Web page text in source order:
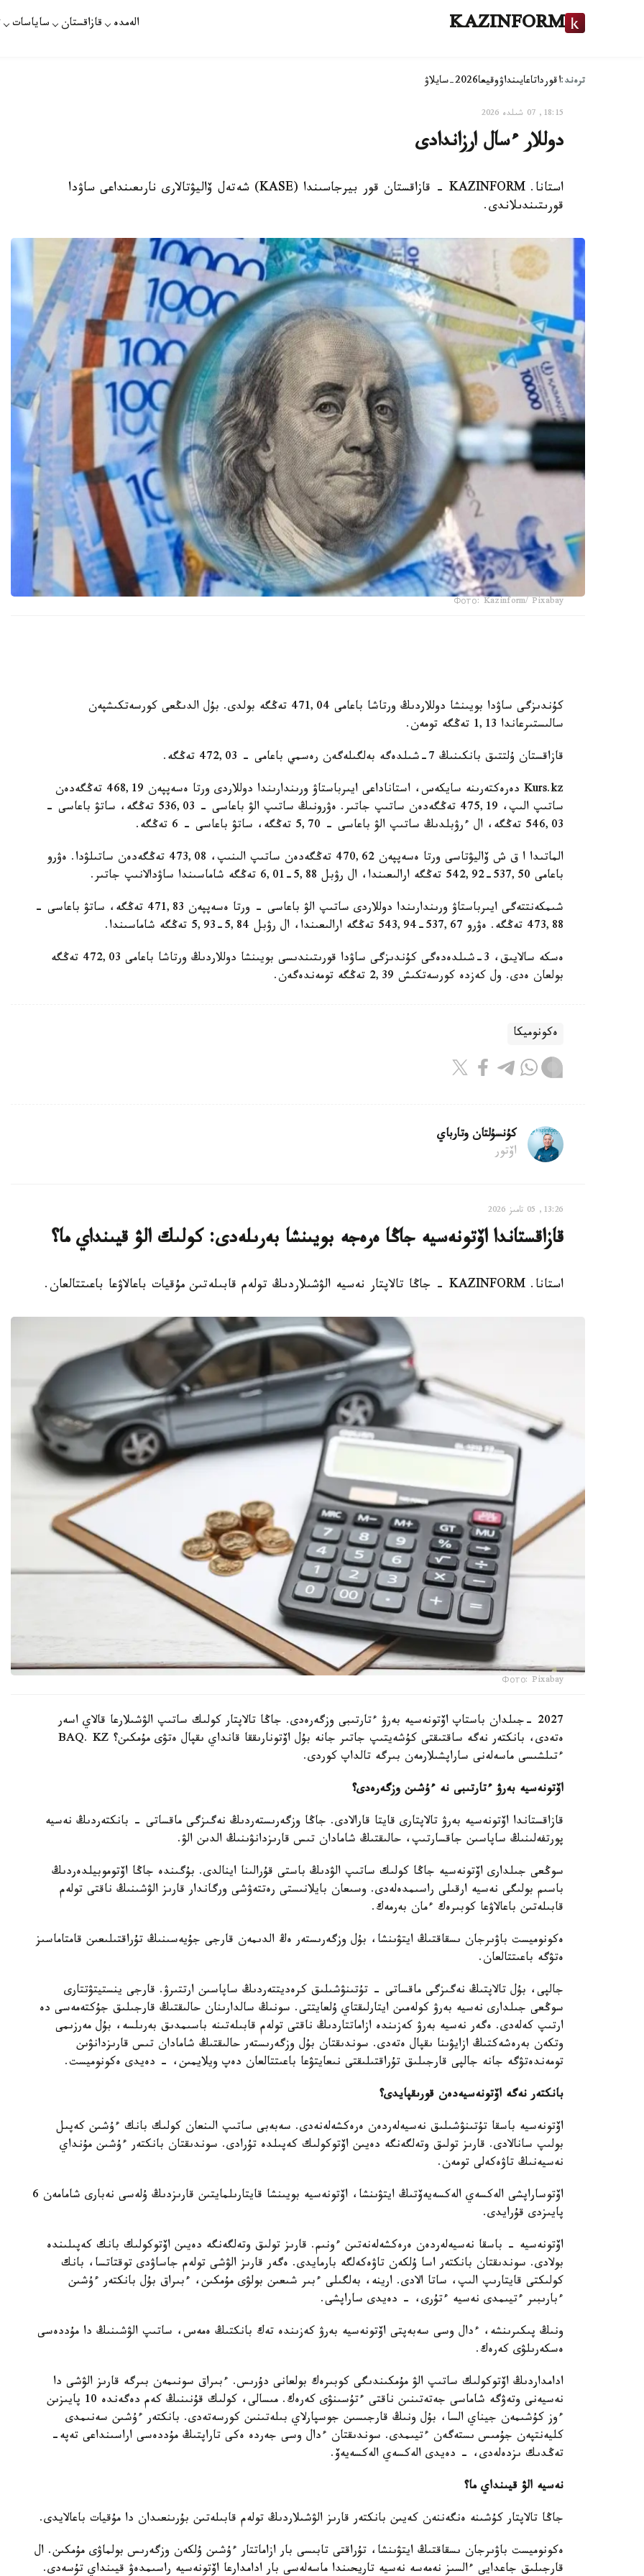
KAZINFORM الەمدە قازاقستان ساياسات
ترەند:اقورداتاعايىنداۋوقيعا2026-سايلاۋ
18:15, 07 شىلدە 2026
دوللار ءسال ارزاندادى
استانا. KAZINFORM - قازاقستان قور بيرجاسىندا (KASE) شەتەل ۆاليۋتالارى نارىعىنداعى ساۋدا
قورىتىندىلاندى.
Фото: Kazinform/ Pixabay
كۇندىزگى ساۋدا بويىنشا دوللاردىڭ ورتاشا باعامى 471,04 تەڭگە بولدى. بۇل الدىڭعى كورسەتكىشپەن
سالىستىرعاندا 1,13 تەڭگە تومەن.
قازاقستان ۇلتتىق بانكىنىڭ 7-شىلدەگە بەلگىلەگەن رەسمي باعامى - 472,03 تەڭگە.
Kurs.kz دەرەكتەرىنە سايكەس، استاناداعى ايىرباستاۋ ورىندارىندا دوللاردى ورتا ەسەپپەن 468,19 تەڭگەدەن
ساتىپ الىپ، 475,19 تەڭگەدەن ساتىپ جاتىر. ەۋرونىڭ ساتىپ الۋ باعاسى - 536,03 تەڭگە، ساتۋ باعاسى -
546,03 تەڭگە، ال ءرۋبلدىڭ ساتىپ الۋ باعاسى - 5,70 تەڭگە، ساتۋ باعاسى - 6 تەڭگە.
الماتىدا ا ق ش ۆاليۋتاسى ورتا ەسەپپەن 470,62 تەڭگەدەن ساتىپ الىنىپ، 473,08 تەڭگەدەن ساتىلۋدا. ەۋرو
باعامى 537,50-542,92 تەڭگە ارالىعىندا، ال رۋبل 5,88-6,01 تەڭگە شاماسىندا ساۋدالانىپ جاتىر.
شىمكەنتتەگى ايىرباستاۋ ورىندارىندا دوللاردى ساتىپ الۋ باعاسى - ورتا ەسەپپەن 471,83 تەڭگە، ساتۋ باعاسى -
473,88 تەڭگە. ەۋرو 537,67-543,94 تەڭگە ارالىعىندا، ال رۋبل 5,84-5,93 تەڭگە شاماسىندا.
ەسكە سالايىق، 3-شىلدەدەگى كۇندىزگى ساۋدا قورىتىندىسى بويىنشا دوللاردىڭ ورتاشا باعامى 472,03 تەڭگە
بولعان ەدى. ول كەزدە كورسەتكىش 2,39 تەڭگە تومەندەگەن.
ەكونوميكا
كۇنسۇلتان وتارباي
اۆتور
13:26, 05 تامىز 2026
قازاقستاندا اۆتونەسيە جاڭا ەرەجە بويىنشا بەرىلەدى: كولىك الۋ قيىنداي ما؟
استانا. KAZINFORM - جاڭا تالاپتار نەسيە الۋشىلاردىڭ تولەم قابىلەتىن مۇقيات باعالاۋعا باعىتتالعان.
Фото: Pixabay
2027 -جىلدان باستاپ اۆتونەسيە بەرۋ ءتارتىبى وزگەرەدى. جاڭا تالاپتار كولىك ساتىپ الۋشىلارعا قالاي اسەر
ەتەدى، بانكتەر نەگە ساقتىقتى كۇشەيتىپ جاتىر جانە بۇل اۆتونارىققا قانداي ىقپال ەتۋى مۇمكىن؟ BAQ. KZ
ءتىلشىسى ماسەلەنى ساراپشىلارمەن بىرگە تالداپ كوردى.
اۆتونەسيە بەرۋ ءتارتىبى نە ءۇشىن وزگەرەدى؟
قازاقستاندا اۆتونەسيە بەرۋ تالاپتارى قايتا قارالادى. جاڭا وزگەرىستەردىڭ نەگىزگى ماقساتى - بانكتەردىڭ نەسيە
پورتفەلىنىڭ ساپاسىن جاقسارتىپ، حالىقتىڭ شامادان تىس قارىزدانۋىنىڭ الدىن الۋ.
سوڭعى جىلدارى اۆتونەسيە جاڭا كولىك ساتىپ الۋدىڭ باستى قۇرالىنا اينالدى. بۇگىندە جاڭا اۆتوموبيلدەردىڭ
باسىم بولىگى نەسيە ارقىلى راسىمدەلەدى. وسىعان بايلانىستى رەتتەۋشى ورگاندار قارىز الۋشىنىڭ ناقتى تولەم
قابىلەتىن باعالاۋعا كوبىرەك ءمان بەرمەك.
ەكونوميست باۋىرجان ىسقاقتىڭ ايتۋىنشا، بۇل وزگەرىستەر ەڭ الدىمەن قارجى جۇيەسىنىڭ تۇراقتىلىعىن قامتاماسىز
ەتۋگە باعىتتالعان.
جالپى، بۇل تالاپتىڭ نەگىزگى ماقساتى - تۇتىنۋشىلىق كرەديتتەردىڭ ساپاسىن ارتتىرۋ. قارجى ينستيتۋتتارى
سوڭعى جىلدارى نەسيە بەرۋ كولەمىن ايتارلىقتاي ۇلعايتتى. سونىڭ سالدارىنان حالىقتىڭ قارجىلىق جۇكتەمەسى دە
ارتىپ كەلەدى. ەگەر نەسيە بەرۋ كەزىندە ازاماتتاردىڭ ناقتى تولەم قابىلەتىنە باسىمدىق بەرىلسە، بۇل مەرزىمى
وتكەن بەرەشەكتىڭ ازايۋىنا ىقپال ەتەدى. سوندىقتان بۇل وزگەرىستەر حالىقتىڭ شامادان تىس قارىزدانۋىن
تومەندەتۋگە جانە جالپى قارجىلىق تۇراقتىلىقتى نىعايتۋعا باعىتتالعان دەپ ويلايمىن، - دەيدى ەكونوميست.
بانكتەر نەگە اۆتونەسيەدەن قورىقپايدى؟
اۆتونەسيە باسقا تۇتىنۋشىلىق نەسيەلەردەن ەرەكشەلەنەدى. سەبەبى ساتىپ الىنعان كولىك بانك ءۇشىن كەپىل
بولىپ سانالادى. قارىز تولىق وتەلگەنگە دەيىن اۆتوكولىك كەپىلدە تۇرادى. سوندىقتان بانكتەر ءۇشىن مۇنداي
نەسيەنىڭ تاۋەكەلى تومەن.
اۆتوساراپشى الەكسەي الەكسەيەۆتىڭ ايتۋىنشا، اۆتونەسيە بويىنشا قايتارىلمايتىن قارىزدىڭ ۇلەسى نەبارى شامامەن 6
پايىزدى قۇرايدى.
اۆتونەسيە - باسقا نەسيەلەردەن ەرەكشەلەنەتىن ءونىم. قارىز تولىق وتەلگەنگە دەيىن اۆتوكولىك بانك كەپىلىندە
بولادى. سوندىقتان بانكتەر اسا ۇلكەن تاۋەكەلگە بارمايدى. ەگەر قارىز الۋشى تولەم جاساۋدى توقتاتسا، بانك
كولىكتى قايتارىپ الىپ، ساتا الادى. ارينە، بەلگىلى ءبىر شىعىن بولۋى مۇمكىن، ءبىراق بۇل بانكتەر ءۇشىن
ءبارىبىر ءتيىمدى نەسيە ءتۇرى، - دەيدى ساراپشى.
ونىڭ پىكىرىنشە، ءدال وسى سەبەپتى اۆتونەسيە بەرۋ كەزىندە تەك بانكتىڭ ەمەس، ساتىپ الۋشىنىڭ دا مۇددەسى
ەسكەرىلۋى كەرەك.
ادامداردىڭ اۆتوكولىك ساتىپ الۋ مۇمكىندىگى كوبىرەك بولعانى دۇرىس. ءبىراق سونىمەن بىرگە قارىز الۋشى دا
نەسيەنى وتەۋگە شاماسى جەتەتىنىن ناقتى ءتۇسىنۋى كەرەك. مىسالى، كولىك قۇنىنىڭ كەم دەگەندە 10 پايىزىن
ءوز كۇشىمەن جيناي السا، بۇل ونىڭ قارجىسىن جوسپارلاي بىلەتىنىن كورسەتەدى. بانكتەر ءۇشىن سەنىمدى
كليەنتپەن جۇمىس ىستەگەن ءتيىمدى. سوندىقتان ءدال وسى جەردە ەكى تاراپتىڭ مۇددەسى اراسىنداعى تەپە-
تەڭدىك ىزدەلەدى، - دەيدى الەكسەي الەكسەيەۆ.
نەسيە الۋ قيىنداي ما؟
جاڭا تالاپتار كۇشىنە ەنگەننەن كەيىن بانكتەر قارىز الۋشىلاردىڭ تولەم قابىلەتىن بۇرىنعىدان دا مۇقيات باعالايدى.
ەكونوميست باۋىرجان ىسقاقتىڭ ايتۋىنشا، تۇراقتى تابىسى بار ازاماتتار ءۇشىن ۇلكەن وزگەرىس بولماۋى مۇمكىن. ال
قارجىلىق جاعدايى ءالسىز نەمەسە نەسيە تاريحىندا ماسەلەسى بار ادامدارعا اۆتونەسيە راسىمدەۋ قيىنداي تۇسەدى.